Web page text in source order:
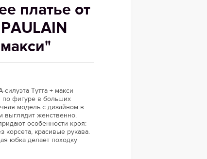
платье от
силуэта Тутта + макси
по фигуре в больших
модель с дизайном в
выглядит женственно.
особенности кроя:
корсета, красивые рукава.
юбка делает походку